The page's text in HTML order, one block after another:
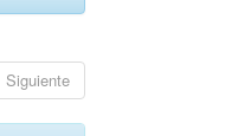
Siguiente